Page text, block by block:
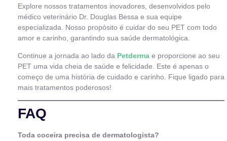
Explore nossos tratamentos inovadores, desenvolvidos pelo
médico veterinário Dr. Douglas Bessa e sua equipe
especializada. Nosso propósito é cuidar do seu PET com todo
amor e carinho, garantindo sua saúde dermatológica.
Continue a jornada ao lado da Petderma e proporcione ao seu
PET uma vida cheia de saúde e felicidade. Este é apenas o
começo de uma história de cuidado e carinho. Fique ligado para
mais tratamentos poderosos!
FAQ
Toda coceira precisa de dermatologista?